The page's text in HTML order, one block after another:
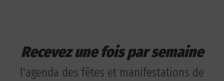
Recevez une fois par semaine
l'agenda des fêtes et manifestations de